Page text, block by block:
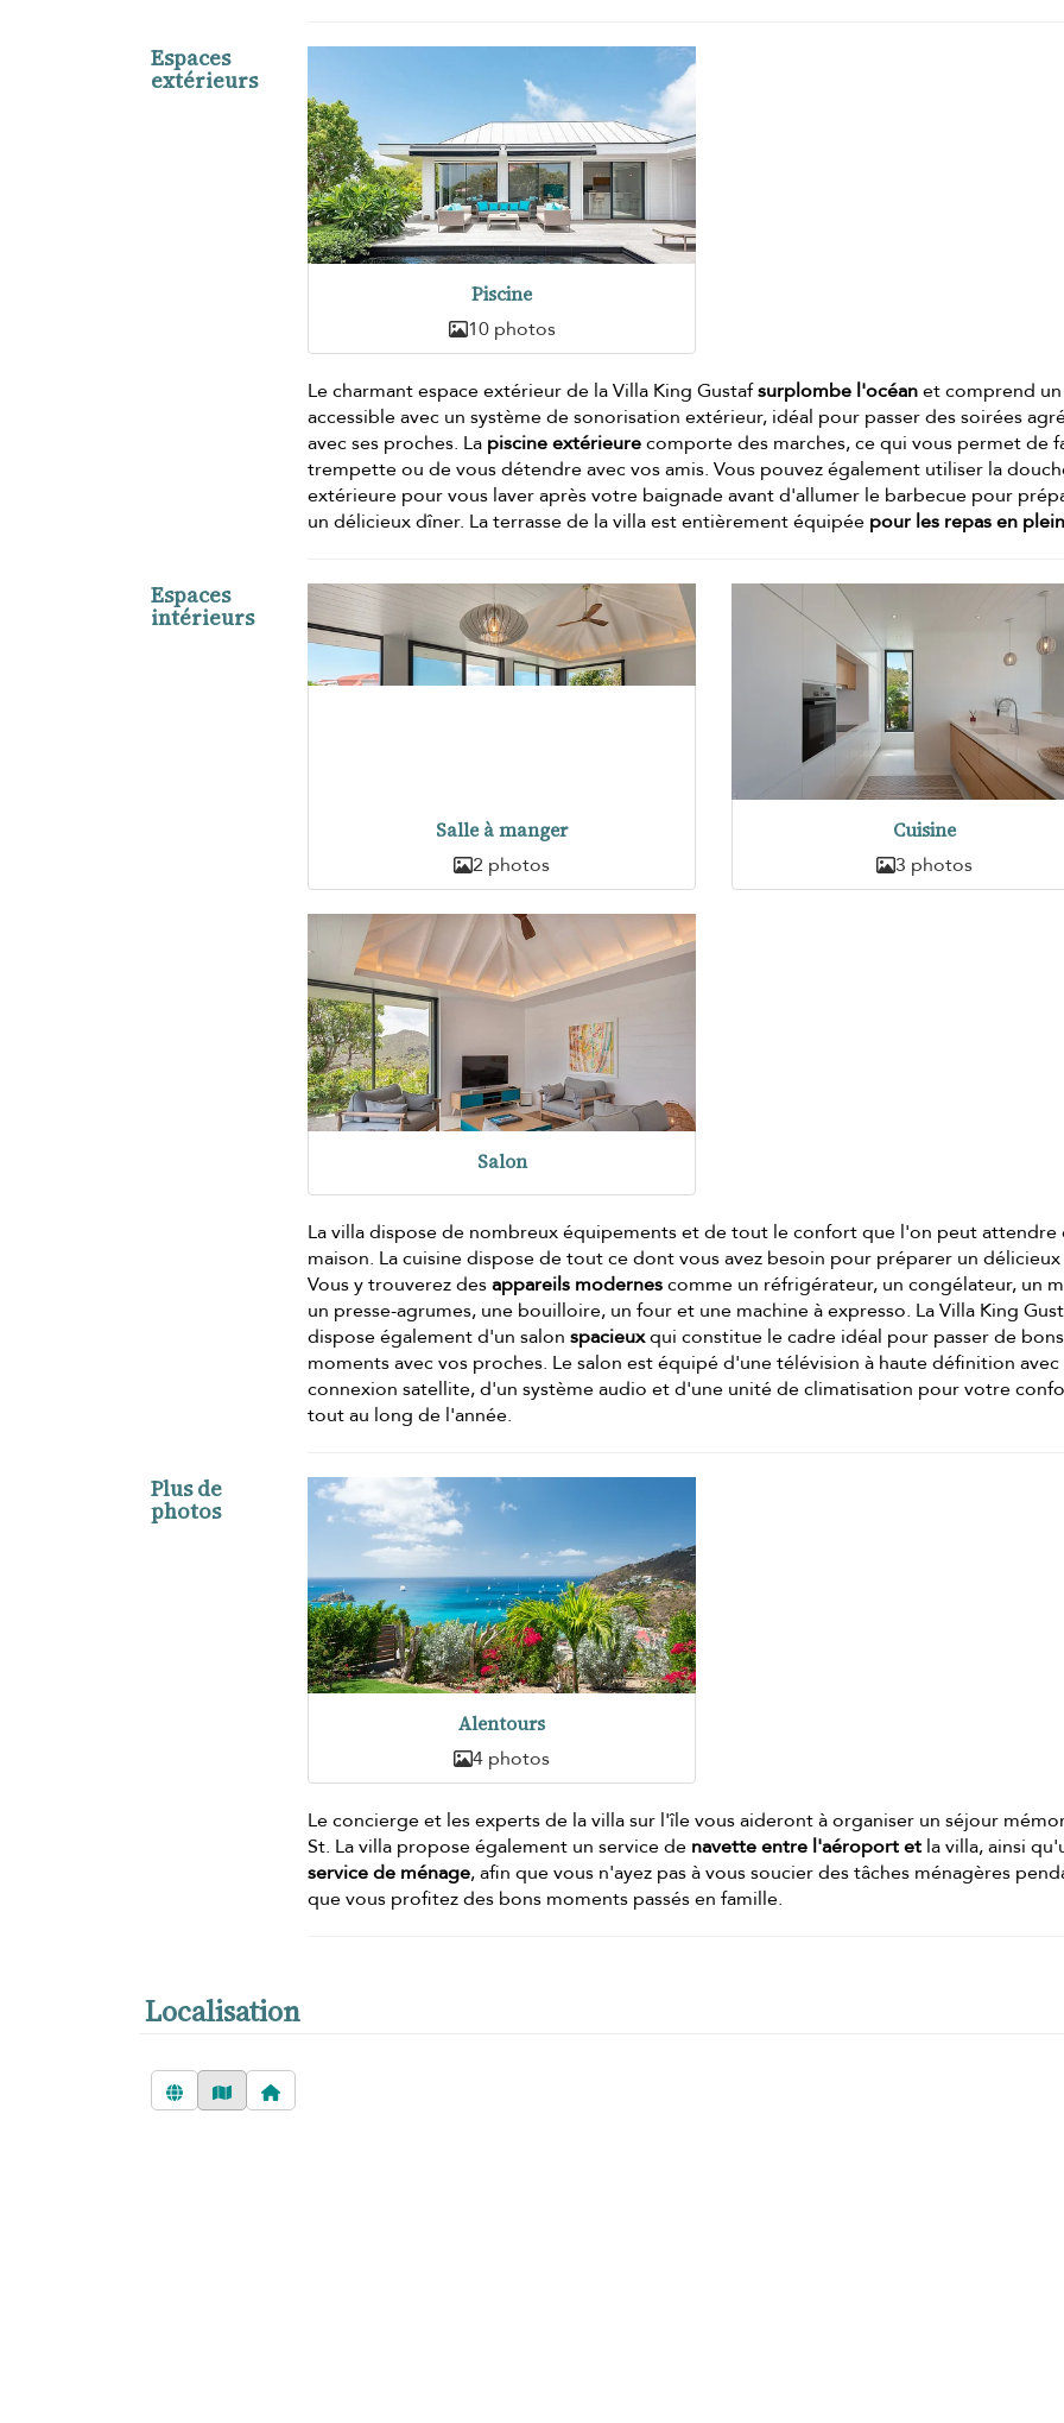
Espaces
extérieurs
Piscine
10 photos
Le charmant espace extérieur de la Villa King Gustafsurplombe l'océanet comprend
accessible avec un système de sonorisation extérieur, idéal pour passer des soirées
avec ses proches. La piscine extérieurecomporte des marches, ce qui vous permet de
trempette ou de vous détendre avec vos amis. Vous pouvez également utiliser la
extérieure pour vous laver après votre baignade avant d'allumer le barbecue pour
un délicieux dîner. La terrasse de la villa est entièrement équipée pour les repas en
Espaces
intérieurs
Salle à manger
2 photos
Cuisine
3 photos
Salon
La villa dispose de nombreux équipements et de tout le confort que l'on peut attendre
maison. La cuisine dispose de tout ce dont vous avez besoin pour préparer un délicieux
Vous y trouverez desappareils modernescomme un réfrigérateur, un congélateur, un
un presse-agrumes, une bouilloire, un four et une machine à expresso. La Villa King
dispose également d'un salonspacieuxqui constitue le cadre idéal pour passer de bons
moments avec vos proches. Le salon est équipé d'une télévision à haute définition avec
connexion satellite, d'un système audio et d'une unité de climatisation pour votre
tout au long de l'année.
Plus de
photos
Alentours
4 photos
Le concierge et les experts de la villa sur l'île vous aideront à organiser un séjour
St. La villa propose également un service de navette entre l'aéroport et la villa, ainsi
service de ménage, afin que vous n'ayez pas à vous soucier des tâches ménagères
que vous profitez des bons moments passés en famille.
Localisation